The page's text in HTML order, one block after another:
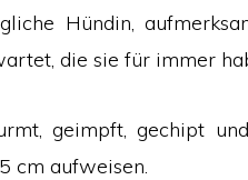
Hündin,
die sie für immer
geimpft, gechipt
cm aufweisen.